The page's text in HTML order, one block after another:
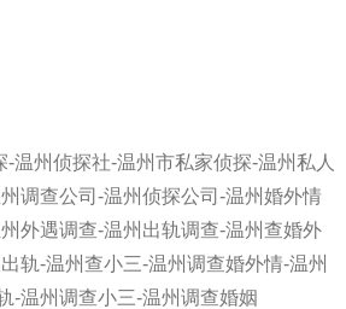
温州侦探社-温州市私家侦探-温州私人
调查公司-温州侦探公司-温州婚外情
外遇调查-温州出轨调查-温州查婚外
轨-温州查小三-温州调查婚外情-温州
-温州调查小三-温州调查婚姻